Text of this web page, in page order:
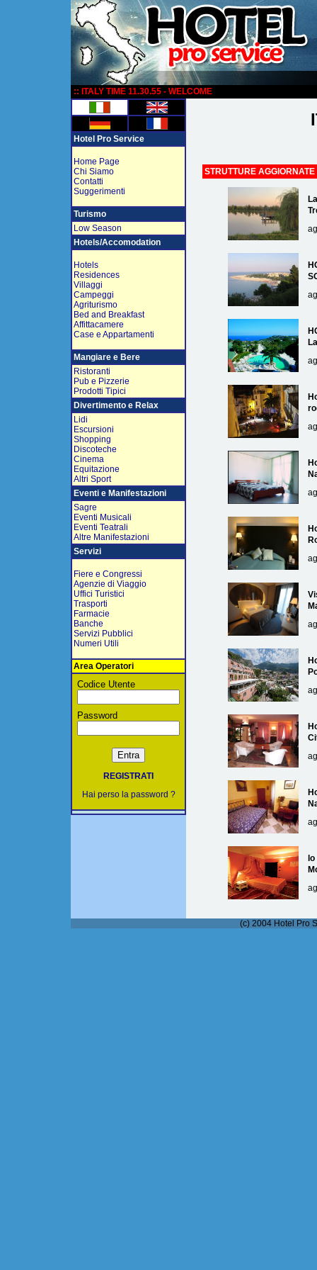
:: ITALY TIME 11.30.55 - WELCOME
Hotel Pro Service
Home Page
Chi Siamo
Contatti
Suggerimenti
Turismo
Low Season
Hotels/Accomodation
Hotels
Residences
Villaggi
Campeggi
Agriturismo
Bed and Breakfast
Affittacamere
Case e Appartamenti
Mangiare e Bere
Ristoranti
Pub e Pizzerie
Prodotti Tipici
Divertimento e Relax
Lidi
Escursioni
Shopping
Discoteche
Cinema
Equitazione
Altri Sport
Eventi e Manifestazioni
Sagre
Eventi Musicali
Eventi Teatrali
Altre Manifestazioni
Servizi
Fiere e Congressi
Agenzie di Viaggio
Uffici Turistici
Trasporti
Farmacie
Banche
Servizi Pubblici
Numeri Utili
Area Operatori
Codice Utente
Password
REGISTRATI
Hai perso la password ?
STRUTTURE
(c) 2004 Hotel Pro